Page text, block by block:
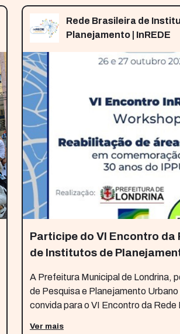
Rede Brasileira de
Planejamento | InREDE
Participe do VI Encontro da
de Institutos de
A Prefeitura Municipal de Londrina,
de Pesquisa e Planejamento
convida para o VI Encontro da Rede
Ver mais